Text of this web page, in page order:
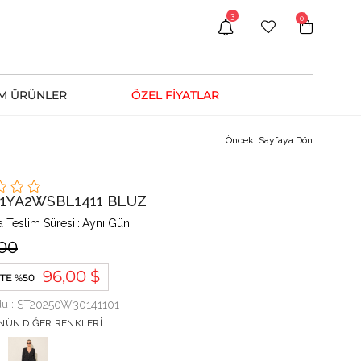
0
3
ÜRÜNLER ÖZEL FİYATLAR
Önceki Sayfaya Dön
BLUZ
Teslim Süresi : Aynı Gün
%50 96,00 $
ST20250W30141101
DIĞER RENKLERI